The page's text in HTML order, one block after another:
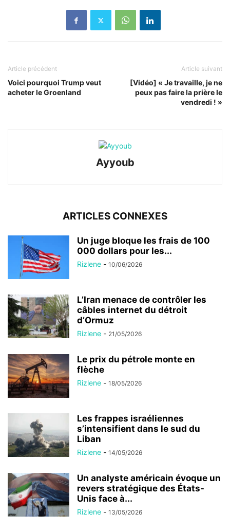
Article précédent
Voici pourquoi Trump veut
acheter le Groenland
Article suivant
[Vidéo] « Je travaille, je ne
peux pas faire la prière le
vendredi ! »
Ayyoub
ARTICLES CONNEXES
Un juge bloque les frais de 100
000 dollars pour les...
Rizlene - 10/06/2026
L’Iran menace de contrôler les
câbles internet du détroit
d’Ormuz
Rizlene - 21/05/2026
Le prix du pétrole monte en
flèche
Rizlene - 18/05/2026
Les frappes israéliennes
s’intensifient dans le sud du
Liban
Rizlene - 14/05/2026
Un analyste américain évoque un
revers stratégique des États-
Unis face à...
Rizlene - 13/05/2026